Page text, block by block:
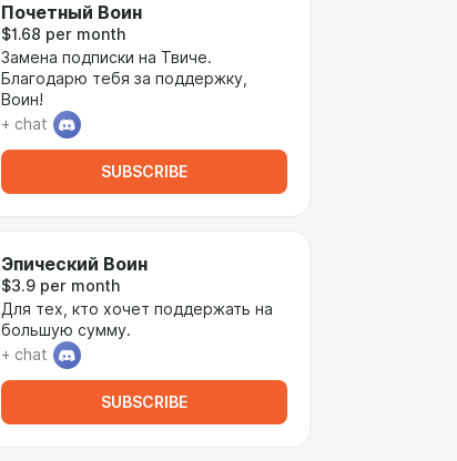
Почетный Воин
$1.68 per month
Замена подписки на Твиче.
Благодарю тебя за поддержку,
Воин!
+ chat
SUBSCRIBE
Эпический Воин
$3.9 per month
Для тех, кто хочет поддержать на
большую сумму.
+ chat
SUBSCRIBE